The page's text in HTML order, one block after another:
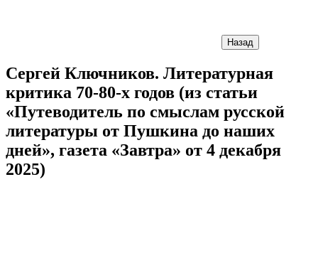
Назад
Сергей Ключников. Литературная
критика 70-80-х годов (из статьи
«Путеводитель по смыслам русской
литературы от Пушкина до наших
дней», газета «Завтра» от 4 декабря
2025)